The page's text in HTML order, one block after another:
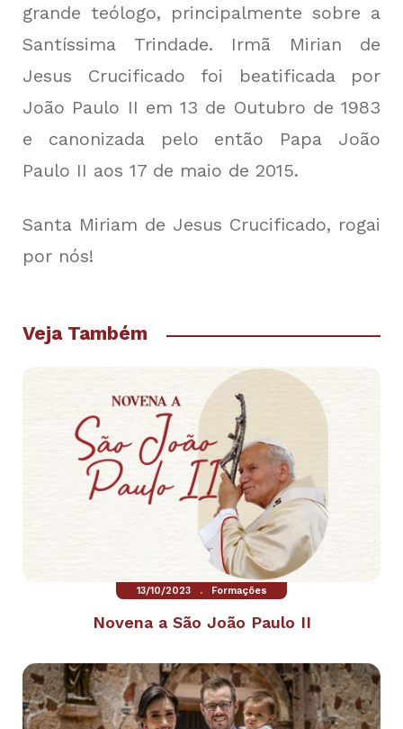
grande teólogo, principalmente sobre a
Santíssima Trindade. Irmã Mirian de
Jesus Crucificado foi beatificada por
João Paulo II em 13 de Outubro de 1983
e canonizada pelo então Papa João
Paulo II aos 17 de maio de 2015.
Santa Miriam de Jesus Crucificado, rogai
por nós!
Veja Também
13/10/2023 . Formações
Novena a São João Paulo II